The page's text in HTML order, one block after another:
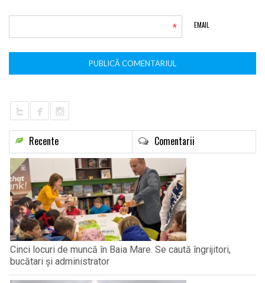
EMAIL
*
Recente Comentarii
Cinci locuri de muncă în Baia Mare. Se caută îngrijitori,
bucătari și administrator